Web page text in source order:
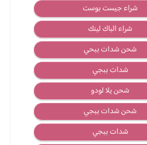
شراء جيست بوست
شراء الباك لينك
شحن شدات ببحي
شدات ببجي
شحن يلا لودو
شحن شدات ببجي
شدات ببجي